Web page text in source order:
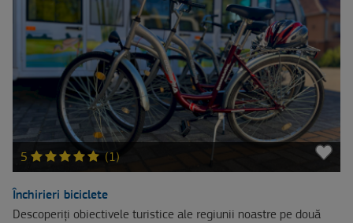
5 (1)
Închirieri biciclete
Descoperiți obiectivele turistice ale regiunii noastre pe două